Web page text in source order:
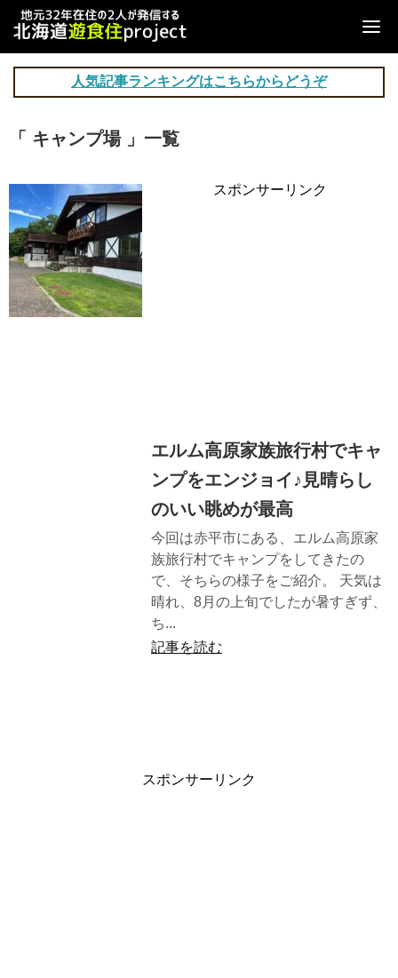
人気記事ランキングはこちらからどうぞ
「 キャンプ場 」一覧
スポンサーリンク
エルム高原家族旅行村でキャ
ンプをエンジョイ♪見晴らし
のいい眺めが最高
今回は赤平市にある、エルム高原家
族旅行村でキャンプをしてきたの
で、そちらの様子をご紹介。 天気は
晴れ、8月の上旬でしたが暑すぎず、
ち...
記事を読む
スポンサーリンク